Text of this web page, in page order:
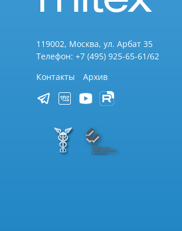
119002, Москва, ул. Арбат 35
Телефон: +7 (495) 925-65-61/62
Контакты
Архив